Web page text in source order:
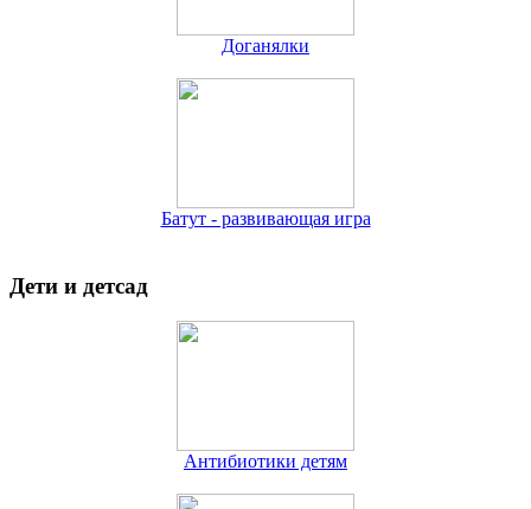
Доганялки
Батут - развивающая игра
Дети и детсад
Антибиотики детям